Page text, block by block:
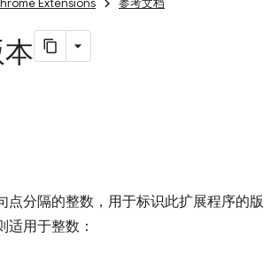
Extensions 参考文档
点分隔的整数，用于标识此扩展程序的版
适用于整数：